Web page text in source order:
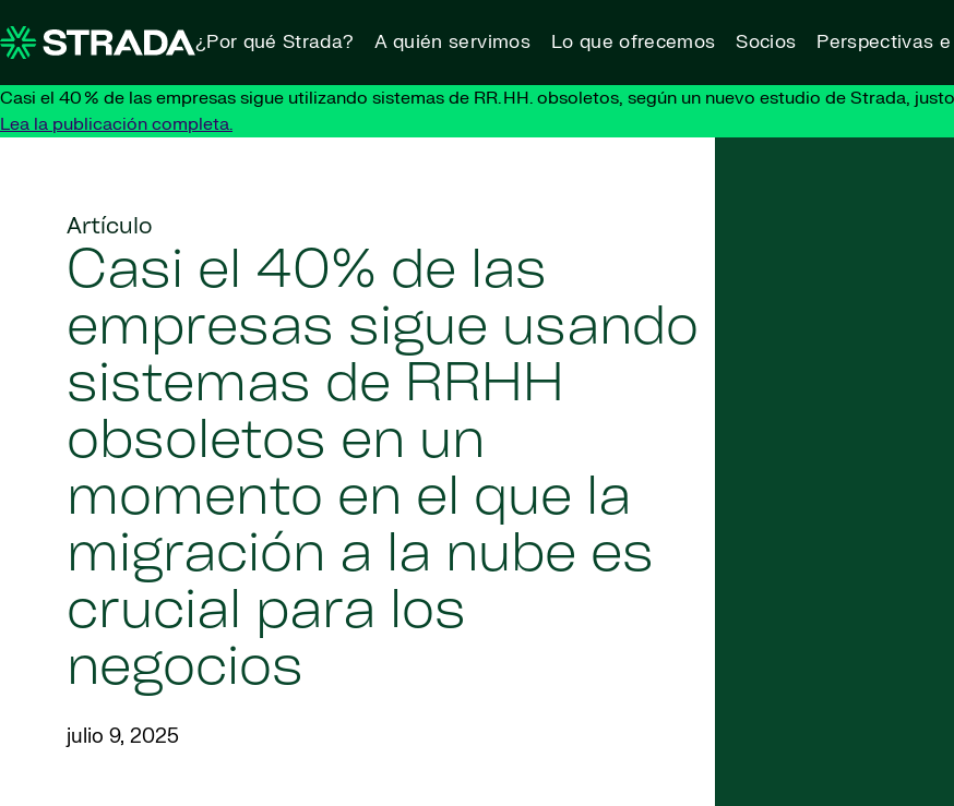
¿Por qué Strada? A quién servimos Lo que ofrecemos Socios Perspectivas
Casi el 40 % de las empresas sigue utilizando sistemas de RR. HH. obsoletos, según un nuevo estudio de Strada,
Lea la publicación completa.
Artículo
Casi el 40% de las
empresas sigue usando
sistemas de RRHH
obsoletos en un
momento en el que la
migración a la nube es
crucial para los
negocios
julio 9, 2025